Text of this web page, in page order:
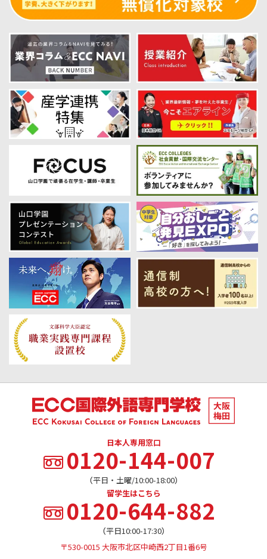
日本人専用窓口
0120-144-007
（平日・土曜/10:00-18:00）
留学生はこちら
0120-644-882
（平日10:00-17:30）
〒530-0015 大阪市北区中崎西2丁目1番6号